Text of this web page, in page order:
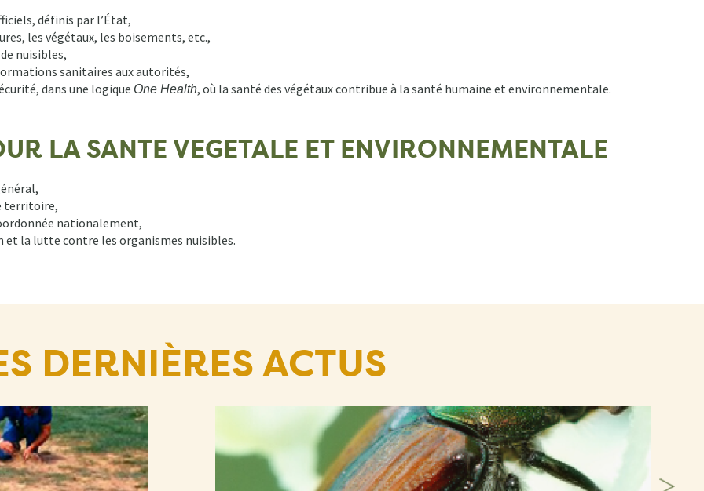
définis par l’État,
les végétaux, les boisements, etc.,
nuisibles,
sanitaires aux autorités,
dans une logique One Health, où la santé des végétaux contribue à la santé humaine et environnementale.
LA SANTE VEGETALE ET ENVIRONNEMENTALE
territoire,
nationalement,
et la lutte contre les organismes nuisibles.
DERNIÈRES ACTUS